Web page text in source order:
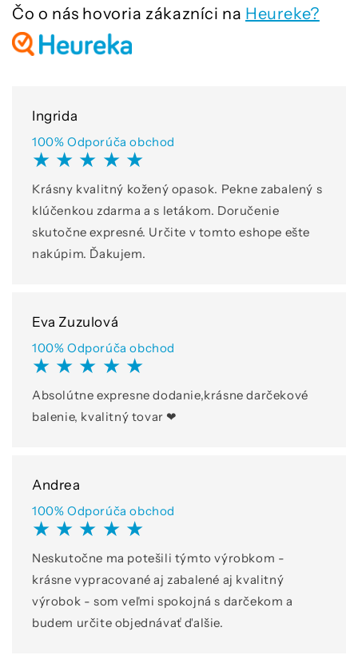
Čo o nás hovoria zákazníci na Heureke?
Ingrida
100% Odporúča obchod
★ ★ ★ ★ ★
Krásny kvalitný kožený opasok. Pekne zabalený s
klúčenkou zdarma a s letákom. Doručenie
skutočne expresné. Určite v tomto eshope ešte
nakúpim. Ďakujem.
Eva Zuzulová
100% Odporúča obchod
★ ★ ★ ★ ★
Absolútne expresne dodanie,krásne darčekové
balenie, kvalitný tovar ❤
Andrea
100% Odporúča obchod
★ ★ ★ ★ ★
Neskutočne ma potešili týmto výrobkom -
krásne vypracované aj zabalené aj kvalitný
výrobok - som veľmi spokojná s darčekom a
budem určite objednávať ďalšie.